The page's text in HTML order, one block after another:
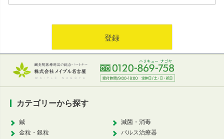
登録
カテゴリーから探す
鍼
金粒・銀粒
滅菌・消毒
パルス治療器